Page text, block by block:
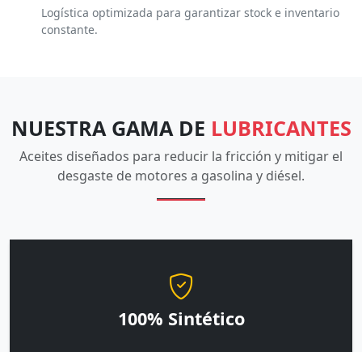
Logística optimizada para garantizar stock e inventario
constante.
NUESTRA GAMA DE LUBRICANTES
Aceites diseñados para reducir la fricción y mitigar el
desgaste de motores a gasolina y diésel.
100% Sintético